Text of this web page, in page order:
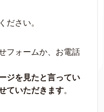
ださい。
フォームか、お電話
ジを見たと言ってい
ていただきます。